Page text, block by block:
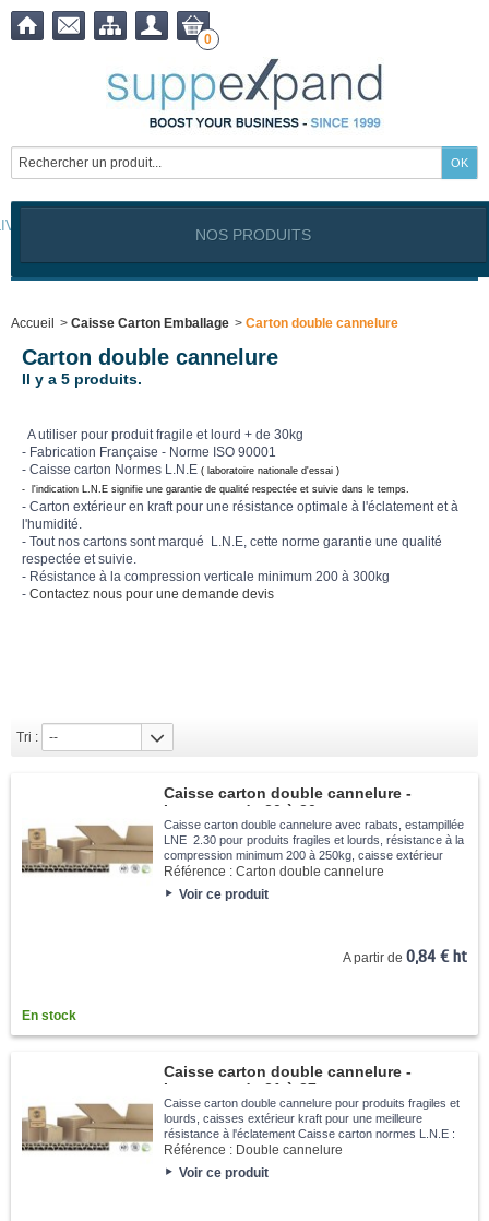
0
OFFERTE à partir de399,00 € !
NOS PRODUITS
Accueil > Caisse Carton Emballage > Carton double cannelure
Carton double cannelure
Il y a 5 produits.
A utiliser pour produit fragile et lourd + de 30kg
- Fabrication Française - Norme ISO 90001
- Caisse carton Normes L.N.E ( laboratoire nationale d'essai )
- l'indication L.N.E signifie une garantie de qualité respectée et suivie dans le temps.
- Carton extérieur en kraft pour une résistance optimale à l'éclatement et à
l'humidité.
- Tout nos cartons sont marqué L.N.E, cette norme garantie une qualité
respectée et suivie.
- Résistance à la compression verticale minimum 200 à 300kg
- Contactez nous pour une demande devis
Tri : --
Caisse carton double cannelure -
Longueur de 20 à 30cm
Caisse carton double cannelure avec rabats, estampillée
LNE 2.30 pour produits fragiles et lourds, résistance à la
compression minimum 200 à 250kg, caisse extérieur
Kraft pour une meilleure résistance à l'éclatement et à
Référence : Carton double cannelure
Voir ce produit
A partir de 0,84 € ht
En stock
Caisse carton double cannelure -
Longueur de 31 à 37cm
Caisse carton double cannelure pour produits fragiles et
lourds, caisses extérieur kraft pour une meilleure
résistance à l'éclatement Caisse carton normes L.N.E :
garantie une qualitée respectée et suivi, résistance à la
Référence : Double cannelure
Voir ce produit